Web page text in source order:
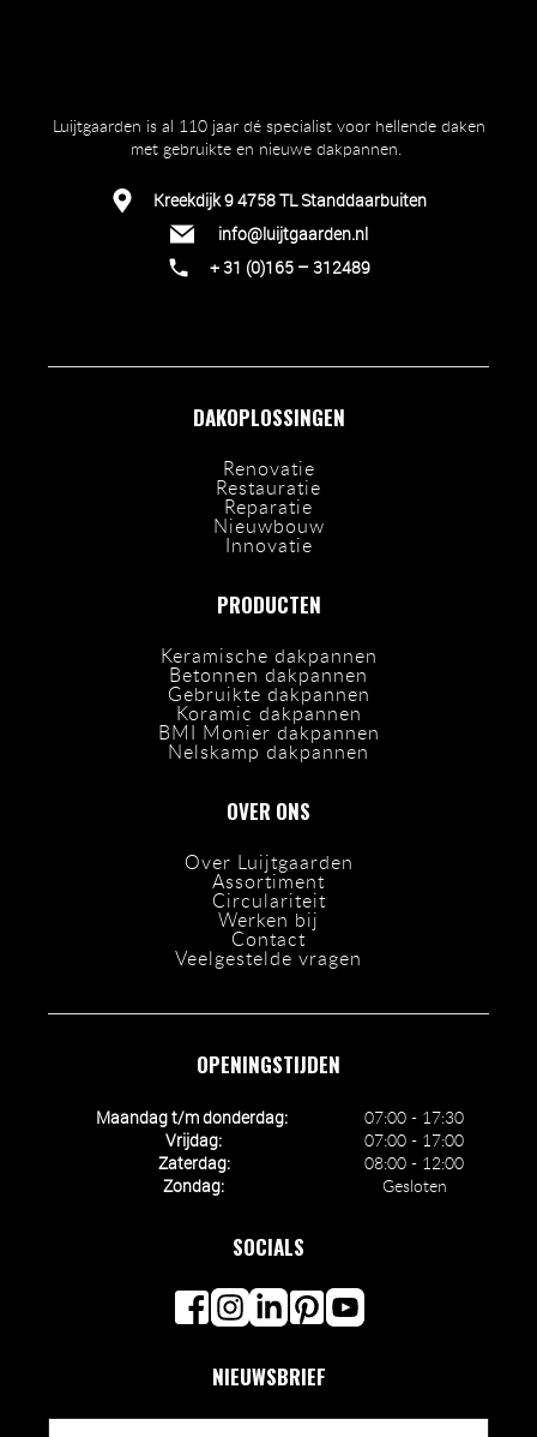
Luijtgaarden is al 110 jaar dé specialist voor hellende daken
met gebruikte en nieuwe dakpannen.
Kreekdijk 9 4758 TL Standdaarbuiten
info@luijtgaarden.nl
+ 31 (0)165 – 312489
DAKOPLOSSINGEN
Renovatie
Restauratie
Reparatie
Nieuwbouw
Innovatie
PRODUCTEN
Keramische dakpannen
Betonnen dakpannen
Gebruikte dakpannen
Koramic dakpannen
BMI Monier dakpannen
Nelskamp dakpannen
OVER ONS
Over Luijtgaarden
Assortiment
Circulariteit
Werken bij
Contact
Veelgestelde vragen
OPENINGSTIJDEN
Maandag t/m donderdag:
07:00 - 17:30
Vrijdag:
07:00 - 17:00
Zaterdag:
08:00 - 12:00
Zondag:
Gesloten
SOCIALS
NIEUWSBRIEF